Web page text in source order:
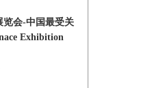
览会-中国最受关
Exhibition